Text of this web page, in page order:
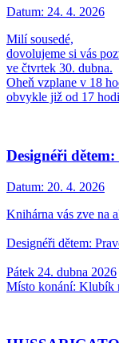
Datum: 24. 4. 2026
Milí sousedé,
dovolujeme si vás
ve čtvrtek 30. dubna.
Oheň vzplane v 18
obvykle již od 17
Designéři
Datum: 20. 4. 2026
Knihárna vás zve na
Designéři dětem:
Pátek 24. dubna 2026
Místo konání: Klubík